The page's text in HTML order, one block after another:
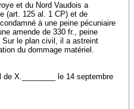
et du Nord Vaudois a
(art. 125 al. 1 CP) et de
à une peine pécuniaire
amende de 330 fr., peine
le plan civil, il a astreint
du dommage matériel.
X.________ le 14 septembre